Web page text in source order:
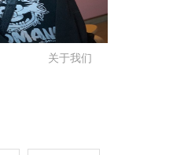
关于我们